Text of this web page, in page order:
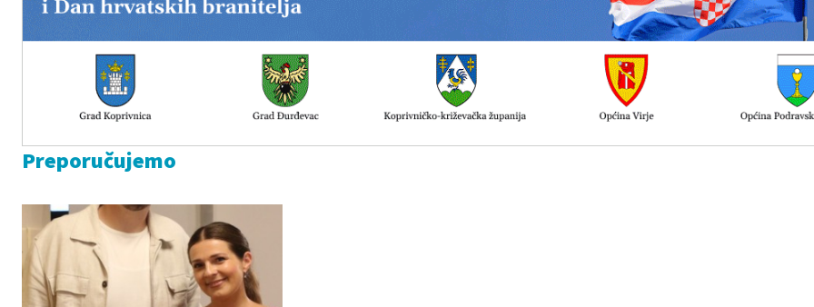
Preporučujemo